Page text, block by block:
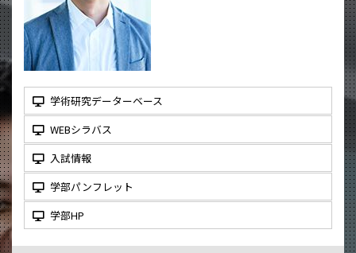
学術研究データーベース
WEBシラバス
入試情報
学部パンフレット
学部HP